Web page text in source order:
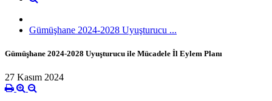
Gümüşhane 2024-2028 Uyuşturucu ...
Gümüşhane 2024-2028 Uyuşturucu ile Mücadele İl Eylem Planı
27 Kasım 2024